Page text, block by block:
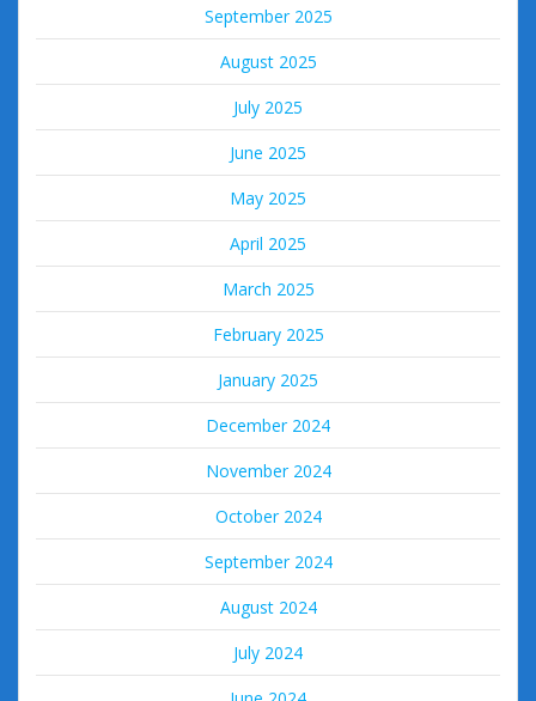
September 2025
August 2025
July 2025
June 2025
May 2025
April 2025
March 2025
February 2025
January 2025
December 2024
November 2024
October 2024
September 2024
August 2024
July 2024